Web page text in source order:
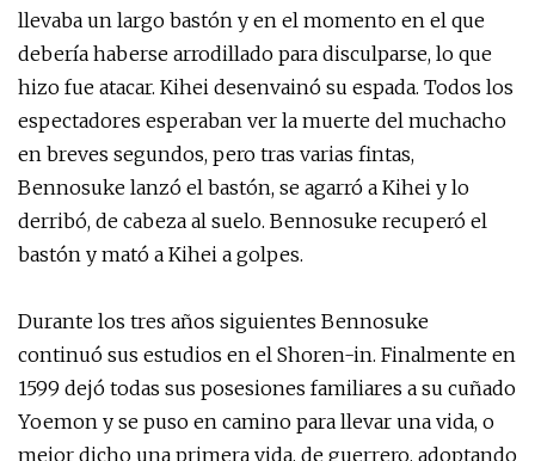
llevaba un largo bastón y en el momento en el que
debería haberse arrodillado para disculparse, lo que
hizo fue atacar. Kihei desenvainó su espada. Todos los
espectadores esperaban ver la muerte del muchacho
en breves segundos, pero tras varias fintas,
Bennosuke lanzó el bastón, se agarró a Kihei y lo
derribó, de cabeza al suelo. Bennosuke recuperó el
bastón y mató a Kihei a golpes.
Durante los tres años siguientes Bennosuke
continuó sus estudios en el Shoren-in. Finalmente en
1599 dejó todas sus posesiones familiares a su cuñado
Yoemon y se puso en camino para llevar una vida, o
mejor dicho una primera vida, de guerrero, adoptando